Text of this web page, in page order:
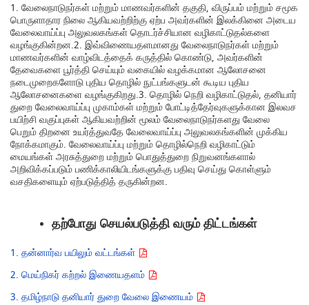
1. வேலைநாடுநர்கள் மற்றும் மாணவர்களின் தகுதி, விருப்பம் மற்றும் சமூக
பொருளாதார நிலை ஆகியவற்றிற்கு ஏற்ப அவர்களின் இலக்கினை அடைய
வேலைவாய்ப்பு அலுவலகங்கள் தொடர்ச்சியான வழிகாட்டுதல்களை
வழங்குகின்றன.2. இவ்விணையதளமானது வேலைநாடுநர்கள் மற்றும்
மாணவர்களின் வாழ்விடத்தைக் கருத்தில் கொண்டு, அவர்களின்
தேவைகளை பூர்த்தி செய்யும் வகையில் வழக்கமான ஆலோசனை
நடைமுறைகளோடு புதிய தொழில் நுட்பங்களுடன் கூடிய புதிய
ஆலோசனைகளை வழங்குகிறது.3. தொழில் நெறி வழிகாட்டுதல், தனியார்
துறை வேலைவாய்ப்பு முகாம்கள் மற்றும் போட்டித்தேர்வுகளுக்கான இலவச
பயிற்சி வகுப்புகள் ஆகியவற்றின் மூலம் வேலைநாடுநர்களது வேலை
பெறும் திறனை உயர்த்துவதே வேலைவாய்ப்பு அலுவலகங்களின் முக்கிய
நோக்கமாகும். வேலைவாய்ப்பு மற்றும் தொழில்நெறி வழிகாட்டும்
மையங்கள் அரசுத்துறை மற்றும் பொதுத்துறை நிறுவனங்களால்
அறிவிக்கப்படும் பணிக்காலியிடங்களுக்கு பதிவு செய்து கொள்ளும்
வசதிகளையும் ஏற்படுத்தித் தருகின்றன.
தற்போது செயல்படுத்தி வரும் திட்டங்கள்
1. தன்னார்வ பயிலும் வட்டங்கள்
2. மெய்நிகர் கற்றல் இணையதளம்
3. தமிழ்நாடு தனியார் துறை வேலை இணையம்